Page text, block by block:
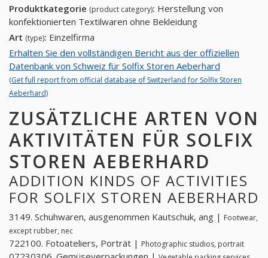
Produktkategorie (product category): Herstellung von
konfektionierten Textilwaren ohne Bekleidung
Art (type): Einzelfirma
Erhalten Sie den vollständigen Bericht aus der offiziellen
Datenbank von Schweiz für Solfix Storen Aeberhard
(Get full report from official database of Switzerland for Solfix Storen
Aeberhard)
ZUSÄTZLICHE ARTEN VON
AKTIVITÄTEN FÜR SOLFIX
STOREN AEBERHARD
ADDITION KINDS OF ACTIVITIES
FOR SOLFIX STOREN AEBERHARD
3149. Schuhwaren, ausgenommen Kautschuk, ang | Footwear,
except rubber, nec
722100. Fotoateliers, Porträt | Photographic studios, portrait